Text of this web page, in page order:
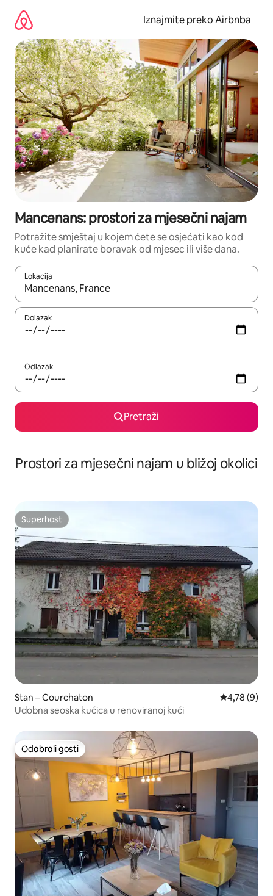
sadržaj
Iznajmite preko Airbnba
Mancenans: prostori za mjesečni najam
Potražite smještaj u kojem ćete se osjećati kao kod
kuće kad planirate boravak od mjesec ili više dana.
Lokacija
Kada budu dostupni rezultati, moći ćete ih pregledati
Dolazak
Odlazak
Pretraži
Prostori za mjesečni najam u bližoj okolici
Superhost
Superhost
Stan – Courchaton Prosječna
4,78 (9)
Udobna seoska kućica u renoviranoj kući
Odabrali gosti
Odabrali gosti